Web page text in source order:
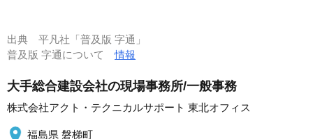
出典 平凡社「普及版 字通」
普及版 字通について情報
大手総合建設会社の現場事務所/一般事務
株式会社アクト・テクニカルサポート 東北オフィス
福島県 磐梯町